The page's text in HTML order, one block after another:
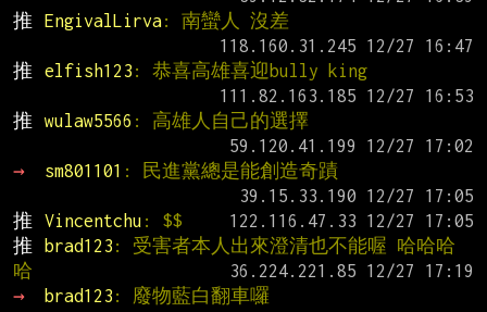
推
EngivalLirva: 南蠻人 沒差
推
elfish123 : 恭喜高雄喜迎bully king
推
wulaw5566 : 高雄人自己的選擇
→
sm801101 : 民進黨總是能創造奇蹟
推
Vincentchu : $$
推
brad123 : 受害者本人出來澄清也不能喔 哈哈哈
哈
→
brad123 : 廢物藍白翻車囉